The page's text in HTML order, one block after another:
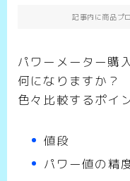
記事内に商品プ
パワーメーター購
何になりますか？
色々比較するポイ
値段
パワー値の精